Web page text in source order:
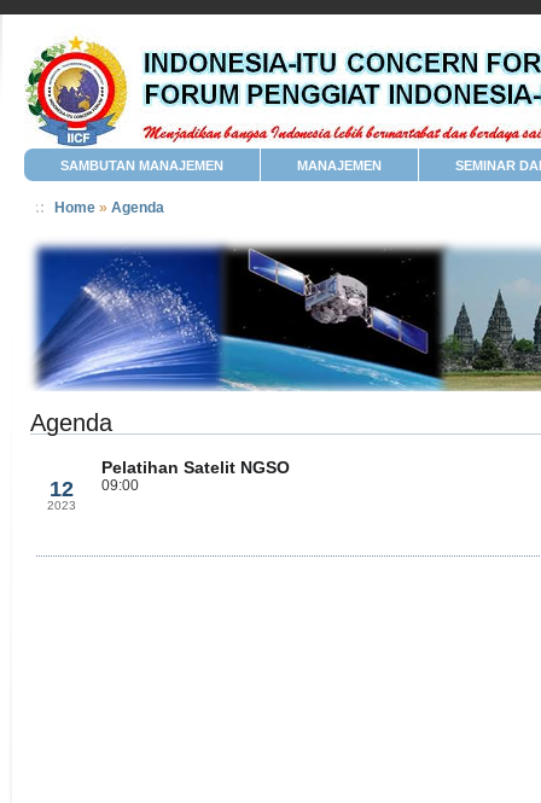
SAMBUTAN MANAJEMEN MANAJEMEN SEMINAR
Home » Agenda
Agenda
12
2023
Pelatihan Satelit NGSO
09:00